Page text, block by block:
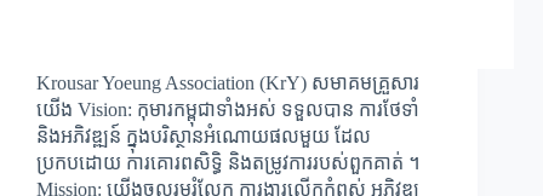
Krousar Yoeung Association (KrY) សមាគមគ្រួសារ
យើង Vision: កុមារកម្ពុជាទាំងអស់ ទទួលបាន ការថែទាំ
និងអភិវឌ្ឍន៍ ក្នុងបរិស្ថានអំណោយផលមួយ ដែល
ប្រកបដោយ ការគោរពសិទ្ធិ និងតម្រូវការរបស់ពួកគាត់ ។
Mission: យើងចូលរួមរំលែក ការងារលើកកំពស់ អភិវឌ្ឍ